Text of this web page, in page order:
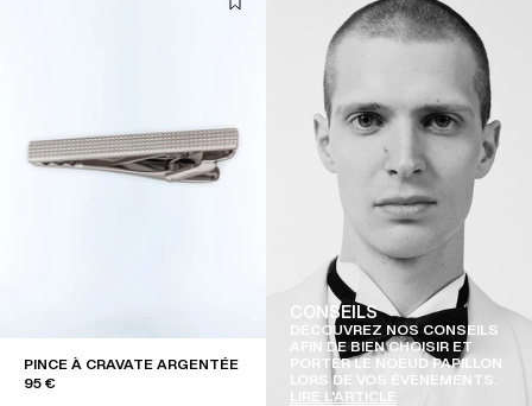
PINCE À CRAVATE ARGENTÉE
95 €
CONSEILS
DÉCOUVREZ NOS CONSEILS
AFIN DE BIEN CHOISIR ET
PORTER LE NOEUD PAPILLON
LORS DE VOS ÉVÈNEMENTS.
LIRE L'ARTICLE